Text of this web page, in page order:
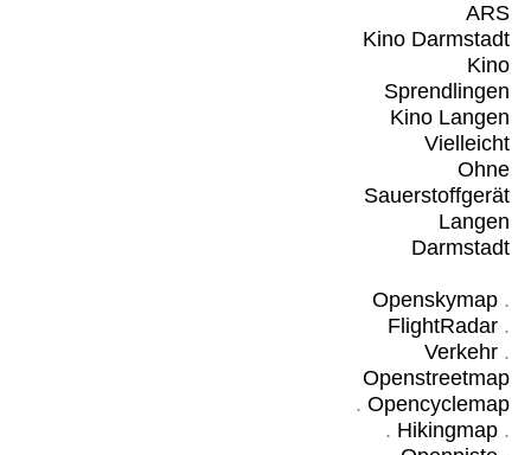
ARS
Kino Darmstadt
Kino
Sprendlingen
Kino Langen
Vielleicht
Ohne
Sauerstoffgerät
Langen
Darmstadt
Openskymap.
FlightRadar.
Verkehr.
Openstreetmap
. Opencyclemap
. Hikingmap.